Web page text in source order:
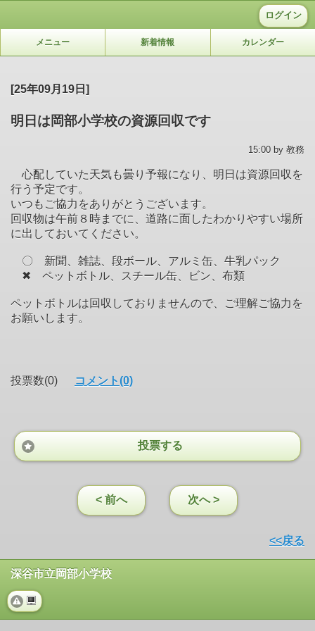
ログイン
メニュー 新着情報 カレンダー
[25年09月19日]
明日は岡部小学校の資源回収です
15:00 by 教務
心配していた天気も曇り 予報になり、明日は資源回収を
行う予定です。
いつもご協力をありがとうございます。
回収物は午前８時までに、道路に面したわかりやすい場所
に出しておいてください。
〇 新聞、雑誌、段ボール、アルミ缶、牛乳パック
✖ ペットボトル、スチール缶、ビン、布類
ペットボトルは回収しておりませんので、ご理解ご協力を
お願いします。
投票数(0) コメント(0)
投票する
< 前へ 次へ >
<<戻る
深谷市立岡部小学校